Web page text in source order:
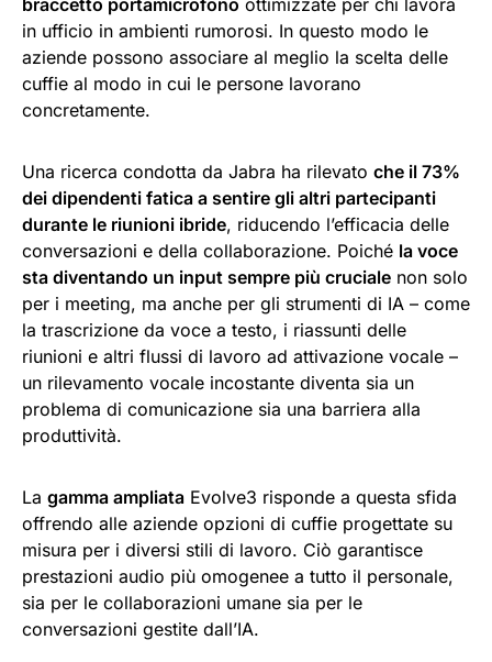
in ufficio in ambienti rumorosi. In questo modo le
aziende possono associare al meglio la scelta delle
cuffie al modo in cui le persone lavorano
concretamente.
Una ricerca condotta da Jabra ha rilevato che il 73%
dei dipendenti fatica a sentire gli altri partecipanti
durante le riunioni ibride, riducendo l’efficacia delle
conversazioni e della collaborazione. Poiché la voce
sta diventando un input sempre più cruciale non solo
per i meeting, ma anche per gli strumenti di IA – come
la trascrizione da voce a testo, i riassunti delle
riunioni e altri flussi di lavoro ad attivazione vocale –
un rilevamento vocale incostante diventa sia un
problema di comunicazione sia una barriera alla
produttività.
La gamma ampliata Evolve3 risponde a questa sfida
offrendo alle aziende opzioni di cuffie progettate su
misura per i diversi stili di lavoro. Ciò garantisce
prestazioni audio più omogenee a tutto il personale,
sia per le collaborazioni umane sia per le
conversazioni gestite dall’IA.